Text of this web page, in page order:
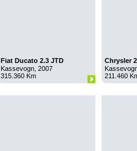
Fiat Ducato 2.3 JTD
Kassevogn, 2007
315.360 Km
Chrysler
211.460